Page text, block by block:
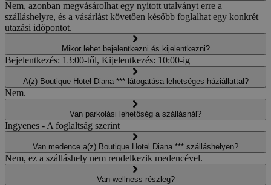
Nem, azonban megvásárolhat egy nyitott utalványt erre a
szálláshelyre, és a vásárlást követően később foglalhat egy konkrét
utazási időpontot.
Mikor lehet bejelentkezni és kijelentkezni?
Bejelentkezés: 13:00-től, Kijelentkezés: 10:00-ig
A(z) Boutique Hotel Diana *** látogatása lehetséges háziállattal?
Nem.
Van parkolási lehetőség a szállásnál?
Ingyenes - A foglaltság szerint
Van medence a(z) Boutique Hotel Diana *** szálláshelyen?
Nem, ez a szálláshely nem rendelkezik medencével.
Van wellness-részleg?